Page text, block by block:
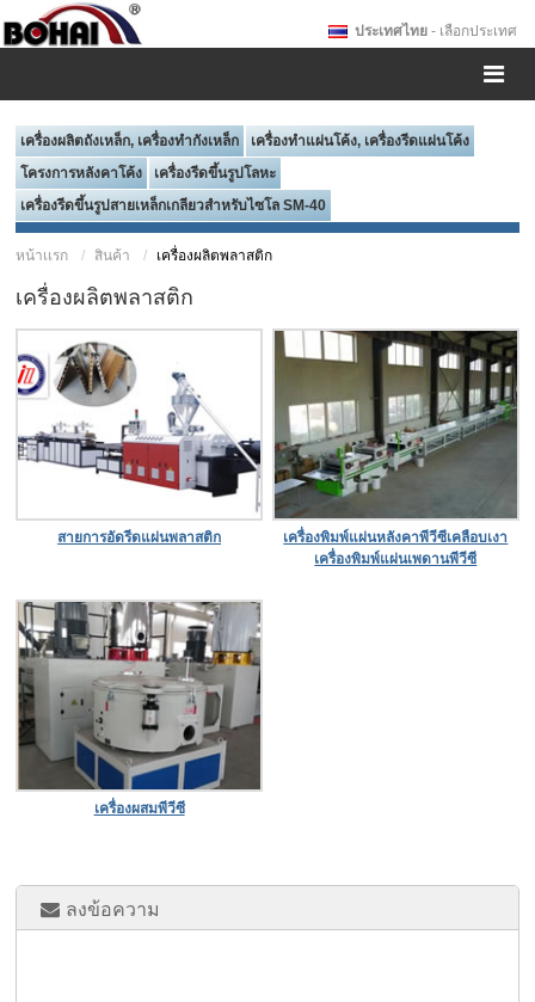
ประเทศไทย - เลือกประเทศ
เครื่องผลิตถังเหล็ก, เครื่องทำกังเหล็ก
เครื่องทำแผ่นโค้ง, เครื่องรีดแผ่นโค้ง
โครงการหลังคาโค้ง
เครื่องรีดขึ้นรูปโลหะ
เครื่องรีดขึ้นรูปสายเหล็กเกลียวสำหรับไซโล SM-40
หน้าเเรก สินค้า เครื่องผลิตพลาสติก
เครื่องผลิตพลาสติก
สายการอัดรีดแผ่นพลาสติก
เครื่องพิมพ์แผ่นหลังคาพีวีซีเคลือบเงา
เครื่องพิมพ์แผ่นเพดานพีวีซี
เครื่องผสมพีวีซี
ลงข้อความ